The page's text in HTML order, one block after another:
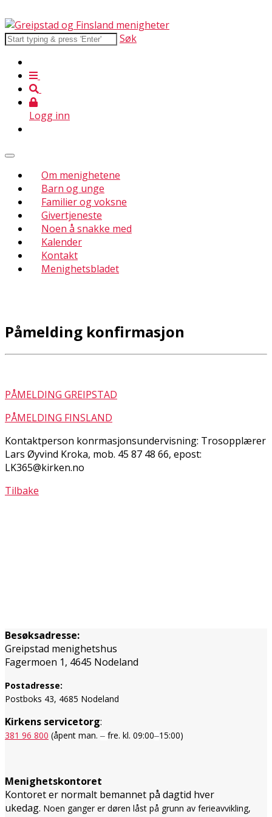
Søk
Logg inn
Om menighetene
Barn og unge
Familier og voksne
Givertjeneste
Noen å snakke med
Kalender
Kontakt
Menighetsbladet
Påmelding konfirmasjon
PÅMELDING GREIPSTAD
PÅMELDING FINSLAND
Kontaktperson konfirmasjonsundervisning: Trosopplærer
Lars Øyvind Kroka, mob. 45 87 48 66, epost:
LK365@kirken.no
Tilbake
Besøksadresse:
Greipstad menighetshus
Fagermoen 1, 4645 Nodeland
Postadresse:
Postboks 43, 4685 Nodeland
Kirkens servicetorg:
381 96 800 (åpent man. – fre. kl. 09:00–15:00)
Menighetskontoret
Kontoret er normalt bemannet på dagtid hver
ukedag. Noen ganger er døren låst på grunn av ferieavvikling,